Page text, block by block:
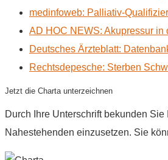
medinfoweb: Palliativ-
AD HOC NEWS: Akupressur
Deutsches Ärzteblatt:
Rechtsdepesche: Sterben
Jetzt die Charta unterzeichnen
Durch Ihre Unterschrift bekunden
Nahestehenden einzusetzen. Sie